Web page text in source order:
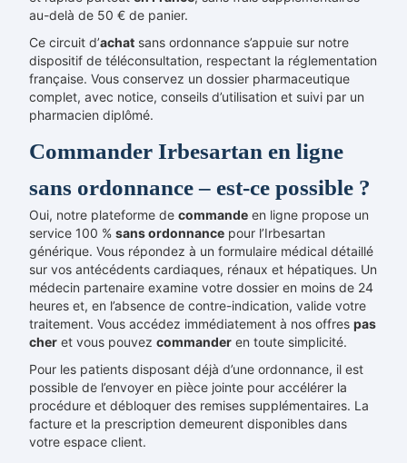
au-delà de 50 € de panier.
Ce circuit d’achat sans ordonnance s’appuie sur notre
dispositif de téléconsultation, respectant la réglementation
française. Vous conservez un dossier pharmaceutique
complet, avec notice, conseils d’utilisation et suivi par un
pharmacien diplômé.
Commander Irbesartan en ligne
sans ordonnance – est-ce possible ?
Oui, notre plateforme de commande en ligne propose un
service 100 % sans ordonnance pour l’Irbesartan
générique. Vous répondez à un formulaire médical détaillé
sur vos antécédents cardiaques, rénaux et hépatiques. Un
médecin partenaire examine votre dossier en moins de 24
heures et, en l’absence de contre-indication, valide votre
traitement. Vous accédez immédiatement à nos offres pas
cher et vous pouvez commander en toute simplicité.
Pour les patients disposant déjà d’une ordonnance, il est
possible de l’envoyer en pièce jointe pour accélérer la
procédure et débloquer des remises supplémentaires. La
facture et la prescription demeurent disponibles dans
votre espace client.